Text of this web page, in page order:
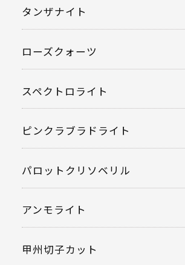
タンザナイト
ローズクォーツ
スペクトロライト
ピンクラブラドライト
パロットクリソベリル
アンモライト
甲州切子カット